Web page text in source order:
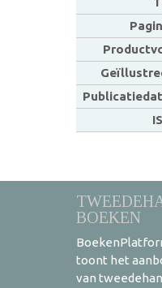
BOEKEN
toont het
van